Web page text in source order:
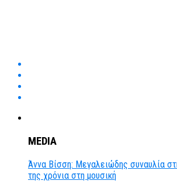
MEDIA
Άννα Βίσση: Μεγαλειώδης συναυλία
της χρόνια στη μουσική